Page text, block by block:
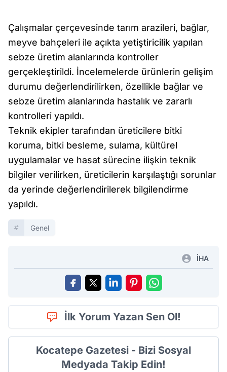
Çalışmalar çerçevesinde tarım arazileri, bağlar,
meyve bahçeleri ile açıkta yetiştiricilik yapılan
sebze üretim alanlarında kontroller
gerçekleştirildi. İncelemelerde ürünlerin gelişim
durumu değerlendirilirken, özellikle bağlar ve
sebze üretim alanlarında hastalık ve zararlı
kontrolleri yapıldı.
Teknik ekipler tarafından üreticilere bitki
koruma, bitki besleme, sulama, kültürel
uygulamalar ve hasat sürecine ilişkin teknik
bilgiler verilirken, üreticilerin karşılaştığı sorunlar
da yerinde değerlendirilerek bilgilendirme
yapıldı.
Genel
İHA
İlk Yorum Yazan Sen Ol!
Kocatepe Gazetesi - Bizi Sosyal
Medyada Takip Edin!